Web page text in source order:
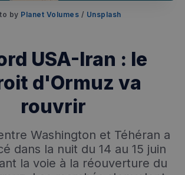
✨Chatbot IA
professionnels
venir
by Planet Volumes / Unsplash
USA-Iran : le
d'Ormuz va
rouvrir
Washington et Téhéran a
dans la nuit du 14 au 15 juin
la voie à la réouverture du